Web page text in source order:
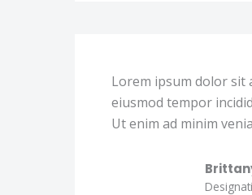
Lorem ipsum dolor sit
eiusmod tempor
Ut enim ad minim